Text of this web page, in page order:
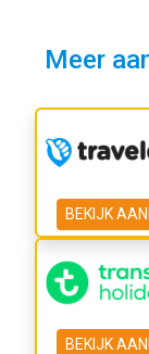
Meer
BEKIJK
BEKIJK